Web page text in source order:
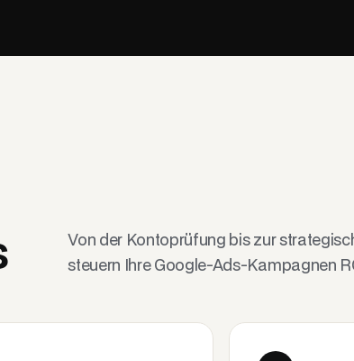
Von der Kontoprüfung bis zur
steuern Ihre Google-Ads-Kampagnen